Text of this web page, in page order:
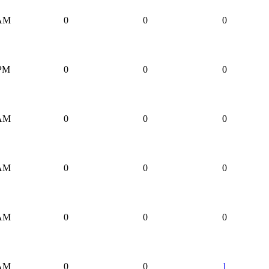
0 0 0
0 0 0
0 0 0
0 0 0
0 0 0
0 0 1